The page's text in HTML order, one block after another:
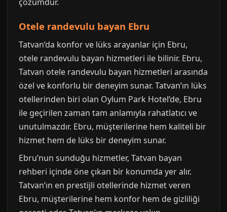
Otele randevulu bayan Ebru
Tatvan’da konfor ve lüks arayanlar için Ebru,
otele randevulu bayan hizmetleri ile bilinir. Ebru,
Tatvan otele randevulu bayan hizmetleri arasında
özel ve konforlu bir deneyim sunar. Tatvan’ın lüks
otellerinden biri olan Oylum Park Hotel’de, Ebru
ile geçirilen zaman tam anlamıyla rahatlatıcı ve
unutulmazdır. Ebru, müşterilerine hem kaliteli bir
hizmet hem de lüks bir deneyim sunar.
Ebru’nun sunduğu hizmetler, Tatvan bayan
rehberi içinde öne çıkan bir konumda yer alır.
Tatvan’ın en prestijli otellerinde hizmet veren
Ebru, müşterilerine hem konfor hem de gizliliği